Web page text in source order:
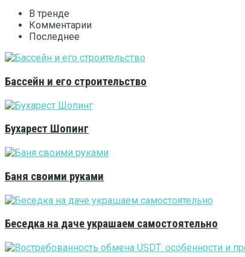
В тренде
Комментарии
Последнее
Бассейн и его строительство
Бухарест Шопинг
Баня своими руками
Беседка на даче украшаем самостоятельно